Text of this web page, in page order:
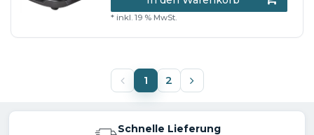
* inkl. 19 % MwSt.
1 2
Schnelle Lieferung